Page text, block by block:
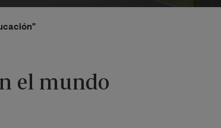
el mundo